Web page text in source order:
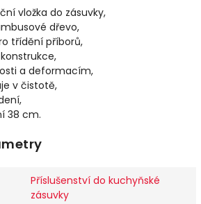
vložka do zásuvky,
dřevo,
třídění příborů,
a deformacím,
v čistotě,
38 cm.
Příslušenství do kuchyňské
zásuvky